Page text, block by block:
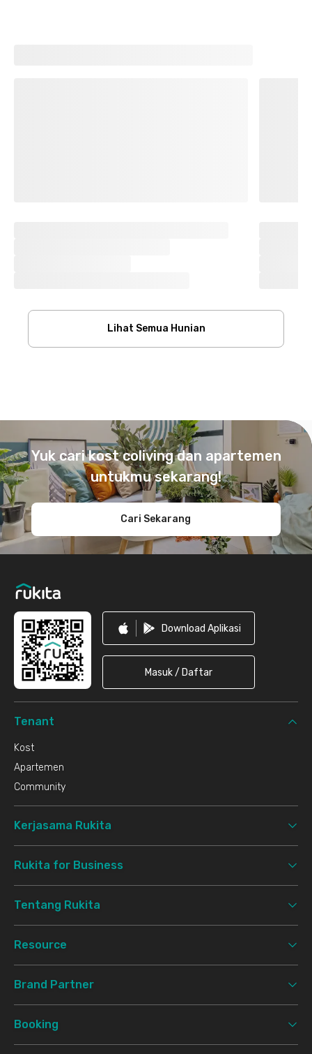
Lihat Semua Hunian
Yuk cari kost coliving dan apartemen
untukmu sekarang!
Cari Sekarang
Download Aplikasi
Masuk / Daftar
Tenant
Kost
Apartemen
Community
Kerjasama Rukita
Rukita for Business
Tentang Rukita
Resource
Brand Partner
Booking